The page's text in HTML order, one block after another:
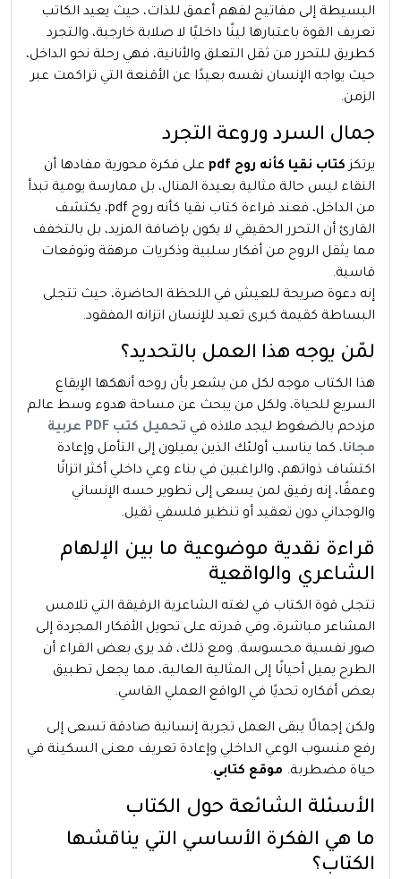
البسيطة إلى مفاتيح لفهم أعمق للذات، حيث يعيد الكاتب
تعريف القوة باعتبارها لينًا داخليًا لا صلابة خارجية، والتجرد
كطريق للتحرر من ثقل التعلق والأنانية، فهي رحلة نحو الداخل،
حيث يواجه الإنسان نفسه بعيدًا عن الأقنعة التي تراكمت عبر
الزمن.
جمال السرد وروعة التجرد
يرتكزكتاب نقيا كأنه روح pdf
على فكرة محورية مفادها أن
النقاء ليس حالة مثالية بعيدة المنال، بل ممارسة يومية تبدأ
من الداخل، فعند قراءة كتاب نقيا كأنه روح pdf، يكتشف
القارئ أن التحرر الحقيقي لا يكون بإضافة المزيد، بل بالتخفف
مما يثقل الروح من أفكار سلبية وذكريات مرهقة وتوقعات
قاسية.
إنه دعوة صريحة للعيش في اللحظة الحاضرة، حيث تتجلى
البساطة كقيمة كبرى تعيد للإنسان اتزانه المفقود.
لمّن يوجه هذا العمل بالتحديد؟
هذا الكتاب موجه لكل من يشعر بأن روحه أنهكها الإيقاع
السريع للحياة، ولكل من يبحث عن مساحة هدوء وسط عالم
مزدحم بالضغوط ليجد ملاذه في
تحميل كتب PDF عربية
مجانا، كما يناسب أولئك الذين يميلون إلى التأمل وإعادة
اكتشاف ذواتهم، والراغبين في بناء وعي داخلي أكثر اتزانًا
وعمقًا، إنه رفيق لمن يسعى إلى تطوير حسه الإنساني
والوجداني دون تعقيد أو تنظير فلسفي ثقيل.
قراءة نقدية موضوعية ما بين الإلهام
الشاعري والواقعية
تتجلى قوة الكتاب في لغته الشاعرية الرقيقة التي تلامس
المشاعر مباشرة، وفي قدرته على تحويل الأفكار المجردة إلى
صور نفسية محسوسة. ومع ذلك، قد يرى بعض القراء أن
الطرح يميل أحيانًا إلى المثالية العالية، مما يجعل تطبيق
بعض أفكاره تحديًا في الواقع العملي القاسي.
ولكن إجمالًا يبقى العمل تجربة إنسانية صادقة تسعى إلى
رفع منسوب الوعي الداخلي وإعادة تعريف معنى السكينة في
حياة مضطربة. موقع كتابي.
الأسئلة الشائعة حول الكتاب
ما هي الفكرة الأساسي التي يناقشها
الكتاب؟